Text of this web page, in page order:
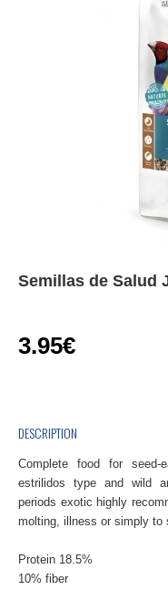
Semillas de Salud
3.95€
DESCRIPTION
Complete food for seed-
estrilidos
type and wild
periods exotic highly
molting, illness or simply to
Protein 18.5%
10% fiber